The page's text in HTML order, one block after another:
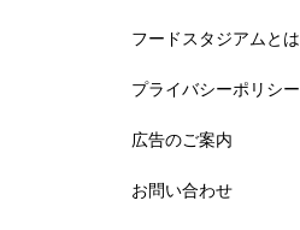
フードスタジアムとは
プライバシーポリシー
広告のご案内
お問い合わせ